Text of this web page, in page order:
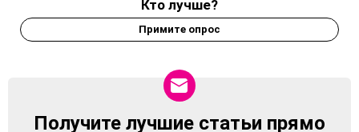
Кто лучше?
Примите опрос
NEWSLETTER
Получите лучшие статьи прямо